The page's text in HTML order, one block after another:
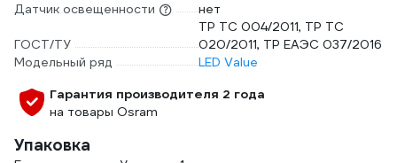
Датчик освещенности
нет
ГОСТ/ТУ
ТР ТС 004/2011, ТР ТС
020/2011, ТР ЕАЭС 037/2016
Модельный ряд
LED Value
Гарантия производителя 2 года
на товары Osram
Упаковка